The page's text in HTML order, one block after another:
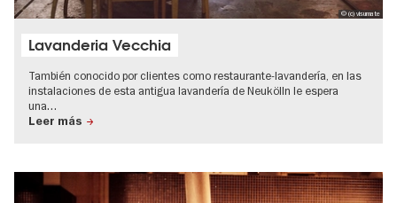
© (c) visumate
Lavanderia Vecchia
También conocido por clientes como restaurante-lavandería, en las
instalaciones de esta antigua lavandería de Neukölln le espera
una…
Leer más